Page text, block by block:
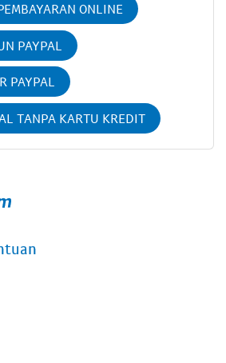
ONLINE
PAYPAL
PAYPAL
TANPA KARTU KREDIT